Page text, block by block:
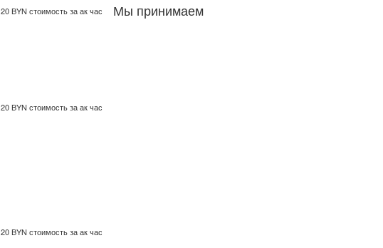
20 BYN стоимость за ак час
20 BYN стоимость за ак час
20 BYN стоимость за ак час
Мы принимаем